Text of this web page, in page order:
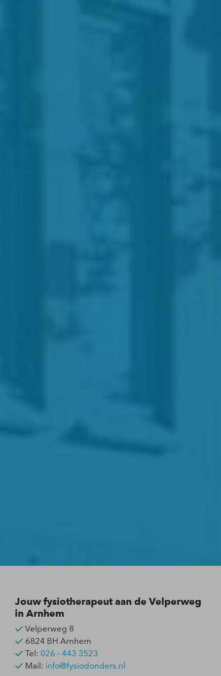
Jouw fysiotherapeut aan de Velperweg
in Arnhem
Velperweg 8
6824 BH Arnhem
Tel: 026 - 443 3523
Mail: info@fysiodonders.nl